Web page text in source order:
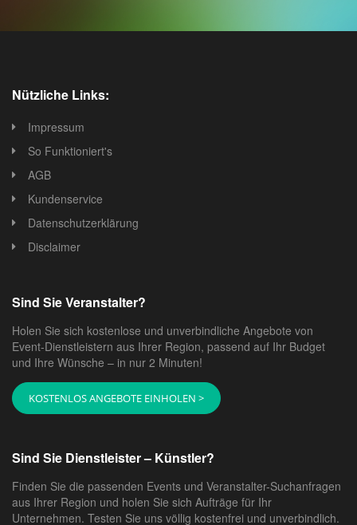
Nützliche Links:
Impressum
So Funktioniert's
AGB
Kundenservice
Datenschutzerklärung
Disclaimer
Sind Sie Veranstalter?
Holen Sie sich kostenlose und unverbindliche Angebote von
Event-Dienstleistern aus Ihrer Region, passend auf Ihr Budget
und Ihre Wünsche – in nur 2 Minuten!
KOSTENLOS ANGEBOTE EINHOLEN >
Sind Sie Dienstleister – Künstler?
Finden Sie die passenden Events und Veranstalter-Suchanfragen
aus Ihrer Region und holen Sie sich Aufträge für Ihr
Unternehmen. Testen Sie uns völlig kostenfrei und unverbindlich.